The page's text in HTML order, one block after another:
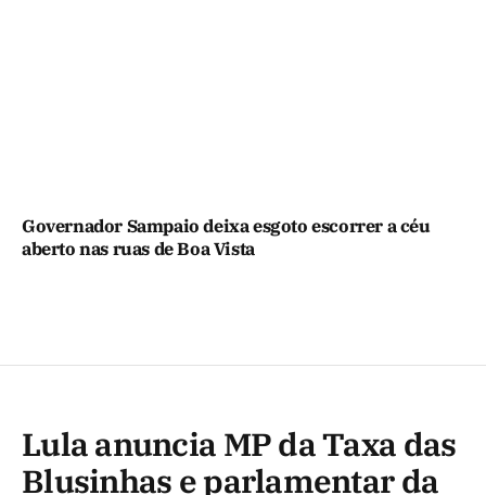
Governador Sampaio deixa esgoto escorrer a céu
aberto nas ruas de Boa Vista
Lula anuncia MP da Taxa das
Blusinhas e parlamentar da